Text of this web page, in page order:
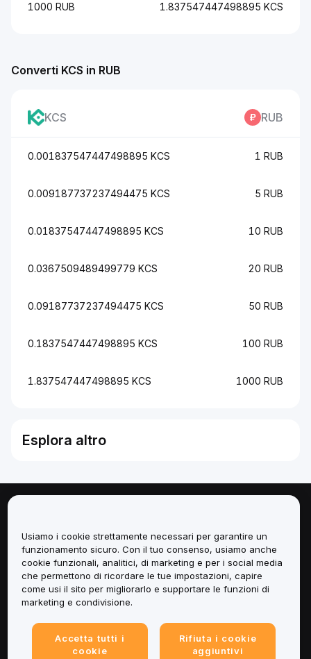
Converti KCS in RUB
KCS RUB
0.001837547447498895 KCS 1 RUB
0.009187737237494475 KCS 5 RUB
0.01837547447498895 KCS 10 RUB
0.0367509489499779 KCS 20 RUB
0.09187737237494475 KCS 50 RUB
0.1837547447498895 KCS 100 RUB
1.837547447498895 KCS 1000 RUB
1000 RUB 1.837547447498895 KCS
Esplora altro
Servizi
Assistenza
Informazioni legali
Usiamo i cookie strettamente necessari per garantire un
funzionamento sicuro. Con il tuo consenso, usiamo anche
cookie funzionali, analitici, di marketing e per i social media
che permettono di ricordare le tue impostazioni, capire
come usi il sito per migliorarlo e supportare le funzioni di
marketing e condivisione.
Accetta tutti i
cookie
Rifiuta i cookie
aggiuntivi